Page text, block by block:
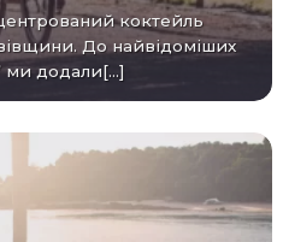
До найвідоміших
ми додали[...]